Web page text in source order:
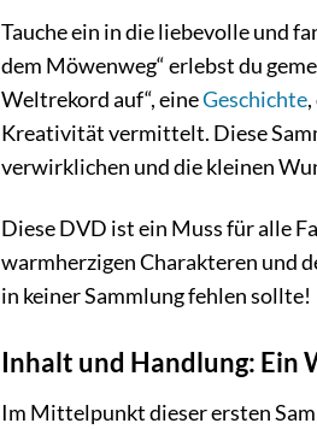
Tauche ein in die liebevolle und
dem Möwenweg“ erlebst du
Weltrekord auf“, eineGeschichte
Kreativität vermittelt. Diese
verwirklichen und die kleinen
Diese DVD ist ein Muss für alle
warmherzigen Charakteren und
in keiner Sammlung fehlen sollte!
Inhalt und Handlung: Ein
Im Mittelpunkt dieser ersten